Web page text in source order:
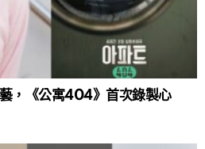
，《公寓404》首次錄製心